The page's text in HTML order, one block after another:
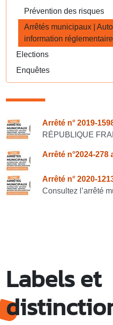
Prévention des risques
Arrêtés municipaux |
information réglementaire
Elections
Enquêtes
ConsulterArrêté n° 2019-
RÉPUBLIQUE
Arrêté n°2024-278
Arrêté n° 2020-
Consultez l’arrêté
Labels et